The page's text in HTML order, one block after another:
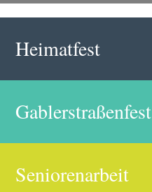
Heimatfest
Gablerstraßenfest
Seniorenarbeit